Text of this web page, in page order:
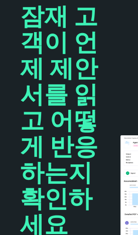
잠재 고
객이 언
제 제안
서를 읽
고 어떻
게 반응
하는지
확인하
세요